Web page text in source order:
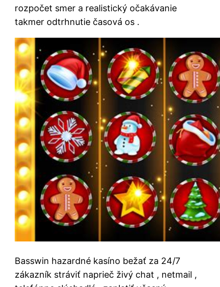
rozpočet smer a realistický očakávanie
takmer odtrhnutie časová os .
Basswin hazardné kasíno bežať za 24/7
zákazník stráviť naprieč živý chat , netmail ,